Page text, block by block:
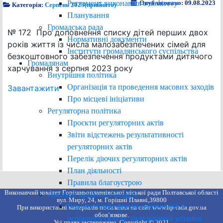
Регламент виконавчого комітету
Планування
Громадська рада
Нормативні документи
Інститути громадянського суспільства
Громадянам
Внутрішня політика
Організація та проведення масових заходів
Про місцеві ініціативи
Регуляторна політика
Проєкти регуляторних актів
Звіти відстежень результативності
регуляторних актів
Перелік діючих регуляторних актів
План діяльності
Правила благоустрою
Послуги архівного відділу
Відомості про фонди документів з
особового складу ліквідованих установ
Категорія:Серпень 2023(прийнято) Опубліковано: 09.08.2023
№ 172 Про доповнення списку дітей перших двох
років життя із числа малозабезпечених сімей для
безкоштовного забезпечення продуктами дитячого
харчування з серпня 2023 року
Завантажити
Виконавчий комітет Горішньоплавнівської міської ради Полтавської області
вул. Миру, 24, м. Горішні Плавні,39800
При використанні матеріалів посилання на сайт www.hp-rada.gov.ua
обов’язкове.